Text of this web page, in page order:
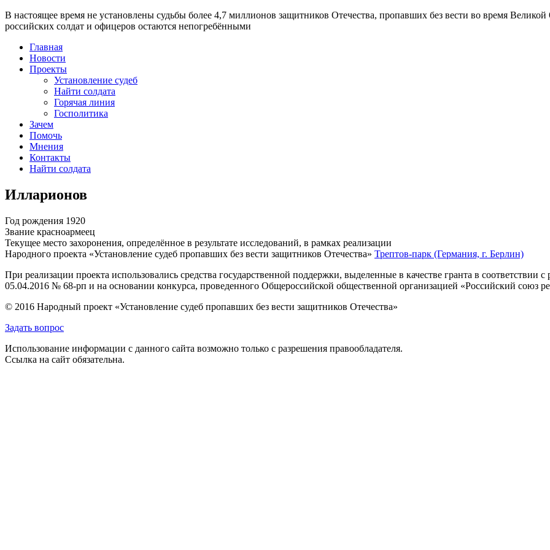
В настоящее время не установлены судьбы более 4,7 миллионов защитников Отечества, пропавших без вести во время
российских солдат и офицеров остаются непогребёнными
Главная
Новости
Проекты
Установление судеб
Найти солдата
Горячая линия
Госполитика
Зачем
Помочь
Мнения
Контакты
Найти солдата
Илларионов
Год рождения 1920
Звание красноармеец
Текущее место захоронения, определённое в результате исследований, в рамках реализации
Народного проекта «Установление судеб пропавших без вести защитников Отечества» Трептов-парк (Германия, г. Берлин)
При реализации проекта использовались средства государственной поддержки, выделенные в качестве гранта в
05.04.2016 № 68-рп и на основании конкурса, проведенного Общероссийской общественной организацией «Российский союз
© 2016 Народный проект «Установление судеб пропавших без вести защитников Отечества»
Задать вопрос
Использование информации с данного сайта возможно только с разрешения правообладателя.
Ссылка на сайт обязательна.